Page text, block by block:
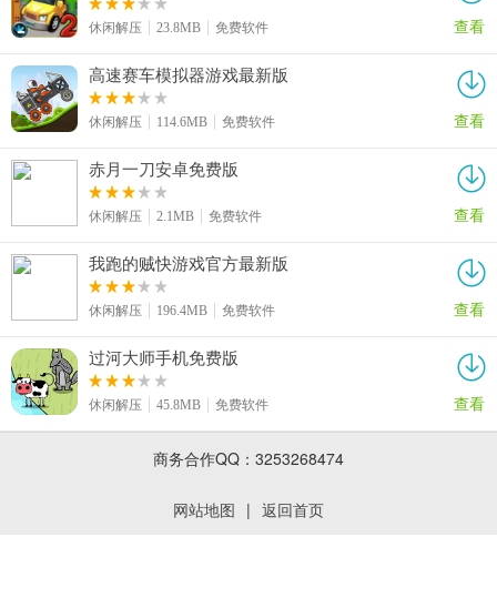
休闲解压 23.8MB 免费软件 查看
高速赛车模拟器游戏最新版
休闲解压 114.6MB 免费软件 查看
赤月一刀安卓免费版
休闲解压 2.1MB 免费软件 查看
我跑的贼快游戏官方最新版
休闲解压 196.4MB 免费软件 查看
过河大师手机免费版
休闲解压 45.8MB 免费软件 查看
商务合作QQ：3253268474
网站地图 | 返回首页